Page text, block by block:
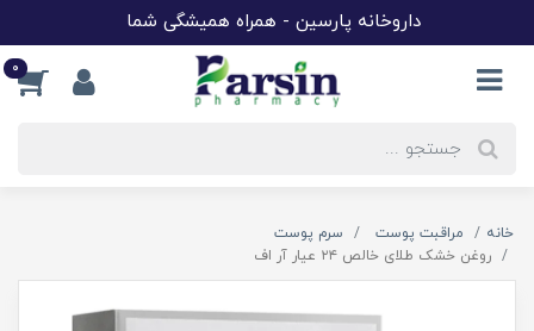
داروخانه پارسین - همراه همیشگی شما
0
خانه مراقبت پوست
سرم پوست
روغن خشک طلای خالص ٢٤ عیار آر اف